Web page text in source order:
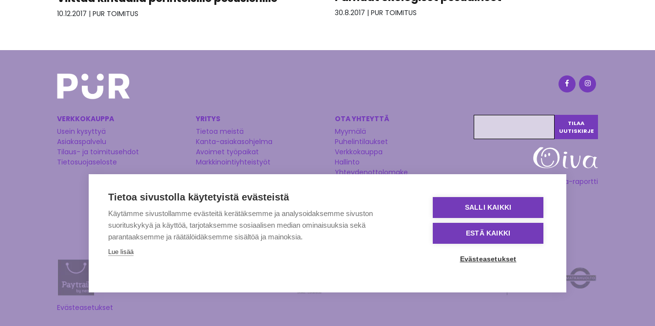
10.12.2017 | PUR TOIMITUS 30.8.2017 | PUR TOIMITUS
VERKKOKAUPPA
Usein kysyttyä
Asiakaspalvelu
Tilaus- ja toimitusehdot
Tietosuojaseloste
YRITYS
Tietoa meistä
Kanta-asiakasohjelma
Avoimet työpaikat
Markkinointiyhteistyöt
OTA YHTEYTTÄ
Myymälä
Puhelintilaukset
Verkkokauppa
Hallinto
Yhteydenottolomake
Katso Oiva-raportti
Evästeasetukset
Tietoa sivustolla käytetyistä evästeistä
Käytämme sivustollamme evästeitä kerätäksemme ja analysoidaksemme sivuston
suorituskykyä ja käyttöä, tarjotaksemme sosiaalisen median ominaisuuksia sekä
parantaaksemme ja räätälöidäksemme sisältöä ja mainoksia.
Lue lisää
SALLI KAIKKI
ESTÄ KAIKKI
Evästeasetukset